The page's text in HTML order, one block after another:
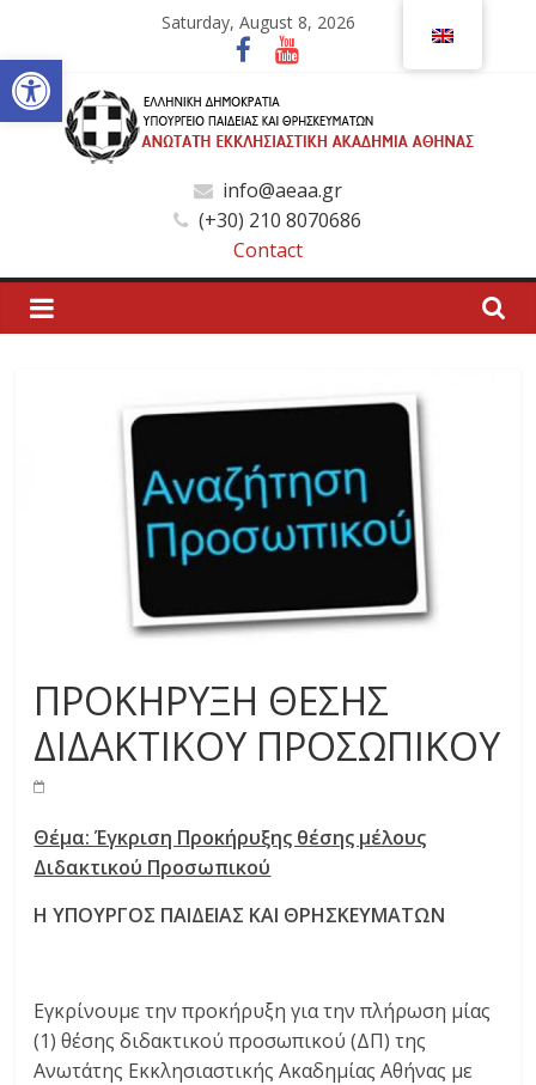
Open toolbar
content
Saturday, August 8, 2026
Ανώτατη
Εκκλησιαστική
Ακαδημία
Αθηνών
Εκκλησιαστική
info@aeaa.gr
(+30) 210 8070686
Contact
ΠΡΟΚΗΡΥΞΗ ΘΕΣΗΣ
ΔΙΔΑΚΤΙΚΟΥ ΠΡΟΣΩΠΙΚΟΥ
Θέμα: Έγκριση Προκήρυξης θέσης μέλους
Διδακτικού Προσωπικού
Η ΥΠΟΥΡΓΟΣ ΠΑΙΔΕΙΑΣ ΚΑΙ ΘΡΗΣΚΕΥΜΑΤΩΝ
Εγκρίνουμε την προκήρυξη για την πλήρωση μίας
(1) θέσης διδακτικού προσωπικού (ΔΠ) της
Ανωτάτης Εκκλησιαστικής Ακαδημίας Αθήνας με